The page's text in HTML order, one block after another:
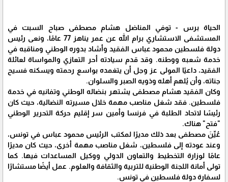
الحياة برس - توفي المناضل هشام مصطفى صباح السبت في
المستشفى الاستشاري برام الله عن عمر يناهز 77 عامًا، ونعى رئيس
دولة فلسطين محمود عباس الفقيد وأشاد بدوره الوطني ومناقبه في
خدمة شعبه ووطنه. وقد قدم سيادته أحر التعازي والمواساة لعائلة
الفقيد، داعيًا المولى عز وجل أن يتغمده بواسع رحمته ويسكنه فسيح
جناته، وأن يُلهم أهله وذويه الصبر والسلوان.
وكان الفقيد هشام مصطفى يشتهر بنضاله الوطني وتفانيه في خدمة
فلسطين. فقد شغل مناصب مهمة خلال مسيرته النضالية، حيث كان
رئيسًا لاتحاد الطلبة في فرنسا وأمين سر إقليم حركة التحرير الوطني
"فتح" هناك.
عُيِّنَ مصطفى بعد ذلك مديرًا لمكتب الرئيس محمود عباس في تونس،
وعند عودته إلى فلسطين، شغل مناصب مهمة أخرى، حيث كان مديرًا
عامًا لوزارة التخطيط والتعاون الدولي ووكيل المساعدات فيها. كما
تولى أمانة اللجنة الوطنية للتربية والثقافة والعلوم. عمل أيضًا مستشارًا
لسفارة دولة فلسطين في تونس.